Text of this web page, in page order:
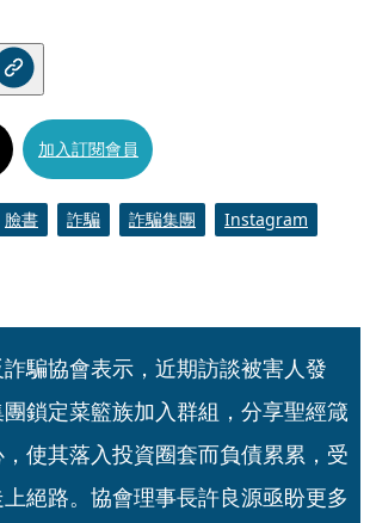
加入訂閱會員
臉書 詐騙 詐騙集團
Instagram
騙協會表示，近期訪談被害人發
鎖定菜籃族加入群組，分享聖經箴
使其落入投資圈套而負債累累，受
絕路。協會理事長許良源亟盼更多